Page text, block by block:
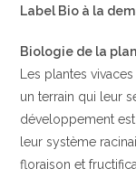
Label Bio à la
Biologie de la
Les plantes
un terrain qui leur
développement
leur système
floraison et